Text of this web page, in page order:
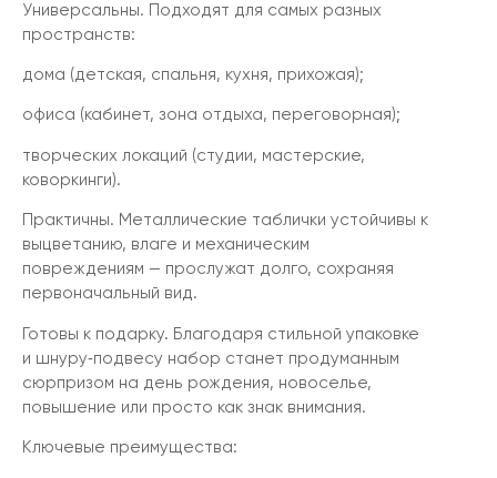
Универсальны. Подходят для самых разных
пространств:
дома (детская, спальня, кухня, прихожая);
офиса (кабинет, зона отдыха, переговорная);
творческих локаций (студии, мастерские,
коворкинги).
Практичны. Металлические таблички устойчивы к
выцветанию, влаге и механическим
повреждениям — прослужат долго, сохраняя
первоначальный вид.
Готовы к подарку. Благодаря стильной упаковке
и шнуру‑подвесу набор станет продуманным
сюрпризом на день рождения, новоселье,
повышение или просто как знак внимания.
Ключевые преимущества: